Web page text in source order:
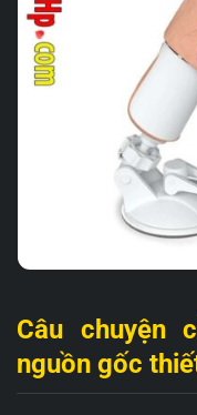
Câu chuyện
nguồn gốc